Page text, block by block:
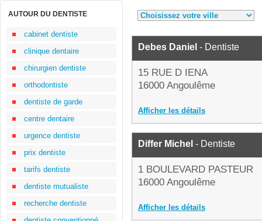
AUTOUR DU DENTISTE
cabinet dentiste
clinique dentaire
chirurgien dentiste
orthodontiste
dentiste de garde
centre dentaire
urgence dentiste
prix dentiste
tarifs dentiste
dentiste mutualiste
recherche dentiste
Debes Daniel - Dentiste
15 RUE D IENA
16000 Angoulême
Afficher les détails
Differ Michel - Dentiste
1 BOULEVARD PASTEUR
16000 Angoulême
Afficher les détails